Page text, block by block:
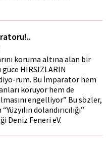
koruma altına alan bir
HIRSIZLARIN
rum. Bu İmparator hem
koruyor hem de
engelliyor” Bu sözler,
dolandırıcılığı”
Deniz Feneri eV.